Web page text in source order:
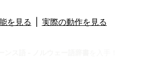
を見る 実際の動作を見る